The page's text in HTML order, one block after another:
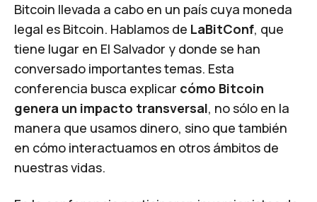
Bitcoin llevada a cabo en un país cuya moneda
legal es Bitcoin. Hablamos de LaBitConf, que
tiene lugar en El Salvador y donde se han
conversado importantes temas. Esta
conferencia busca explicar cómo Bitcoin
genera un impacto transversal, no sólo en la
manera que usamos dinero, sino que también
en cómo interactuamos en otros ámbitos de
nuestras vidas.